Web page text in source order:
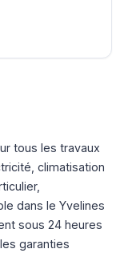
tous les travaux
climatisation
dans le Yvelines
sous 24 heures
garanties